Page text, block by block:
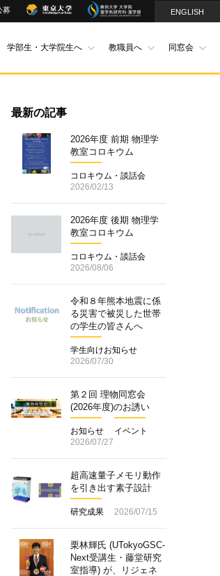
募 ENGLISH
学部生・大学院生へ 教職員へ 同窓会
最新の記事
2026年度 前期 物理学
教室コロキウム
コロキウム・談話会
2026/02/13
2026年度 後期 物理学
教室コロキウム
コロキウム・談話会
2026/08/06
令和８年熊本地震に係
る災害で被災した世帯
の学生の皆さんへ
学生向けお知らせ
2026/07/30
第２回 理物同窓会
(2026年度)のお誘い
お知らせ
イベント
2026/07/27
超高速量子メモリ動作
を引き出す素子設計
研究成果 2026/07/15
栗林輝氏 (UTokyoGSC-
Next受講生・藤堂研究
室指導) が、リジェネ